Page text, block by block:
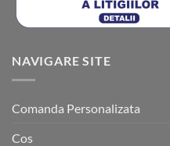
NAVIGARE SITE
Comanda Personalizata
Cos